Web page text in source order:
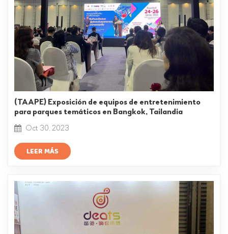
(TAAPE) Exposición de equipos de entretenimiento
para parques temáticos en Bangkok, Tailandia
Oct 30, 2023
LEER MÁS